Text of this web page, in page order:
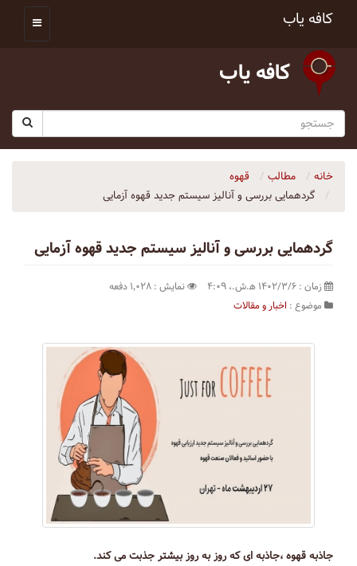
کافه یاب
کافه یاب
خانه مطالب
قهوه
گردهمایی بررسی و آنالیز سیستم جدید قهوه آزمایی
گردهمایی بررسی و آنالیز سیستم جدید قهوه آزمایی
زمان : ۱۴۰۲/۳/۶ ه‍.ش.،‏ ۴:۰۹
نمایش : ۱٬۰۲۸ دفعه
موضوع : اخبار و مقالات
جاذبه قهوه ،جاذبه ای که روز به روز بیشتر جذبت می کند.